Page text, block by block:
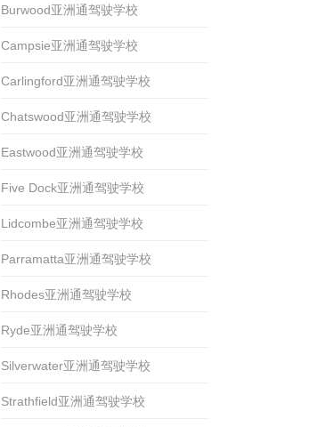
Burwood亚洲通驾驶学校
Campsie亚洲通驾驶学校
Carlingford亚洲通驾驶学校
Chatswood亚洲通驾驶学校
Eastwood亚洲通驾驶学校
Five Dock亚洲通驾驶学校
Lidcombe亚洲通驾驶学校
Parramatta亚洲通驾驶学校
Rhodes亚洲通驾驶学校
Ryde亚洲通驾驶学校
Silverwater亚洲通驾驶学校
Strathfield亚洲通驾驶学校